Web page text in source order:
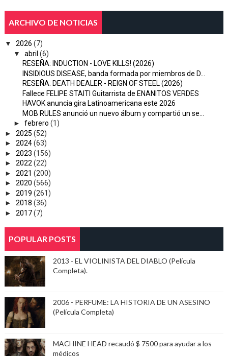
ARCHIVO DE NOTICIAS
▼ 2026 (7)
▼
abril (6)
RESEÑA: INDUCTION - LOVE KILLS! (2026)
INSIDIOUS DISEASE, banda formada por miembros de D...
RESEÑA: DEATH DEALER - REIGN OF STEEL (2026)
Fallece FELIPE STAITI Guitarrista de ENANITOS VERDES
HAVOK anuncia gira Latinoamericana este 2026
MOB RULES anunció un nuevo álbum y compartió un se...
► febrero (1)
► 2025 (52)
► 2024(63)
► 2023 (156)
► 2022(22)
► 2021 (200)
► 2020 (566)
► 2019 (261)
► 2018 (36)
► 2017(7)
POPULAR POSTS
2013 - EL VIOLINISTA DEL DIABLO (Película
Completa).
2006 - PERFUME: LA HISTORIA DE UN ASESINO
(Película Completa)
MACHINE HEAD recaudó $ 7500 para ayudar a los
médicos